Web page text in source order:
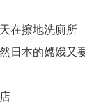
在擦地洗廁所
日本的嫦娥又